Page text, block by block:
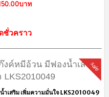
บาท
ชั่วคราว
sale
ำเสริม เพิ่มความมั่นใจ LKS2010049